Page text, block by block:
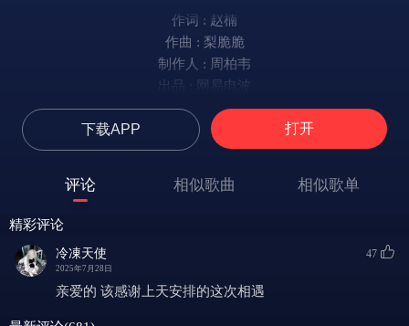
作词 : 赵楠
作曲 : 梨脆脆
制作人 : 周柏韦
出品 : 网易电波
瞄准我视线
试探着防线
举止是否越了界
感觉很特别
可我却心甘情愿
下载APP 打开
评论 相似歌曲 相似歌单
精彩评论
冷凍天使
2025年7月28日
47
亲爱的 该感谢上天安排的这次相遇